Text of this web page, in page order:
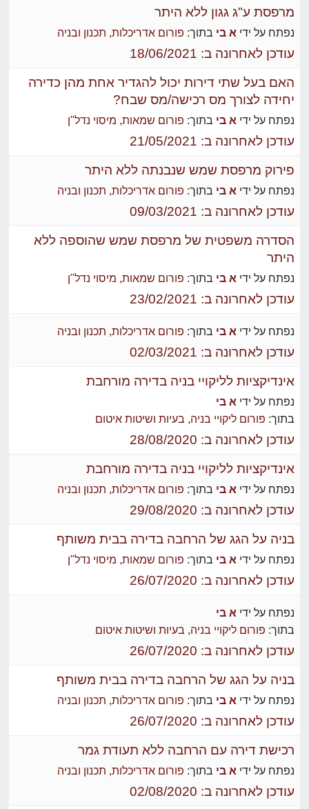
מרפסת ע"ג גגון ללא היתר
נפתח על ידי א בי בתוך: פורום אדריכלות, תכנון ובניה
עודכן לאחרונה ב: 18/06/2021
האם בעל שתי דירות יכול להגדיר אחת מהן כדירה
יחידה לצורך מס רכישה/מס שבח?
נפתח על ידי א בי בתוך: פורום שמאות, מיסוי נדל"ן
עודכן לאחרונה ב: 21/05/2021
פירוק מרפסת שמש שנבנתה ללא היתר
נפתח על ידי א בי בתוך: פורום אדריכלות, תכנון ובניה
עודכן לאחרונה ב: 09/03/2021
הסדרה משפטית של מרפסת שמש שהוספה ללא
היתר
נפתח על ידי א בי בתוך: פורום שמאות, מיסוי נדל"ן
עודכן לאחרונה ב: 23/02/2021
נפתח על ידי א בי בתוך: פורום אדריכלות, תכנון ובניה
עודכן לאחרונה ב: 02/03/2021
אינדיקציות לליקויי בניה בדירה מורחבת
נפתח על ידי א בי
בתוך: פורום ליקויי בניה, בעיות ושיטות איטום
עודכן לאחרונה ב: 28/08/2020
אינדיקציות לליקויי בניה בדירה מורחבת
נפתח על ידי א בי בתוך: פורום אדריכלות, תכנון ובניה
עודכן לאחרונה ב: 29/08/2020
בניה על הגג של הרחבה בדירה בבית משותף
נפתח על ידי א בי בתוך: פורום שמאות, מיסוי נדל"ן
עודכן לאחרונה ב: 26/07/2020
נפתח על ידי א בי
בתוך: פורום ליקויי בניה, בעיות ושיטות איטום
עודכן לאחרונה ב: 26/07/2020
בניה על הגג של הרחבה בדירה בבית משותף
נפתח על ידי א בי בתוך: פורום אדריכלות, תכנון ובניה
עודכן לאחרונה ב: 26/07/2020
רכישת דירה עם הרחבה ללא תעודת גמר
נפתח על ידי א בי בתוך: פורום אדריכלות, תכנון ובניה
עודכן לאחרונה ב: 02/08/2020